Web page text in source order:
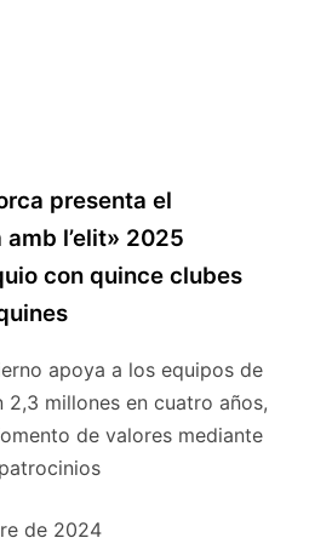
presenta el
l’elit» 2025
con quince clubes
apoya a los equipos de
millones en cuatro años,
de valores mediante
de 2024